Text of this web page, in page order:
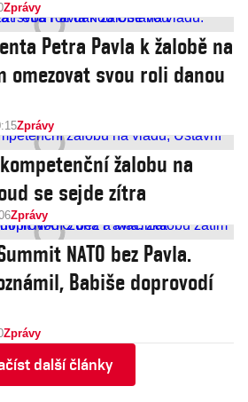
Zprávy
Petra Pavla k žalobě na
Zprávy
žalobu na
se sejde zítra
Zprávy
NATO bez Pavla.
Babiše doprovodí
Zprávy
další články